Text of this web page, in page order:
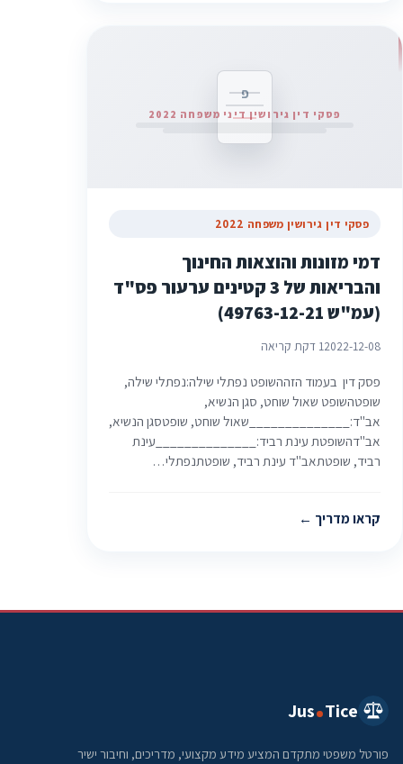
פ
פסקי דין גירושין דיני משפחה 2022
פסקי דין גירושין משפחה 2022
דמי מזונות והוצאות החינוך
והבריאות של 3 קטינים ערעור פס"ד
(עמ"ש 49763-12-21)
2022-12-081 דקת קריאה
פסק דין בעמוד הזההשופט נפתלי שילה:נפתלי שילה,
שופטהשופט שאול שוחט, סגן הנשיא,
אב"ד:______________שאול שוחט, שופטסגן הנשיא,
אב"דהשופטת עינת רביד:______________עינת
רביד, שופטתאב"ד עינת רביד, שופטתנפתלי…
קראו מדריך
Jus Tice
פורטל משפטי מתקדם המציע מידע מקצועי, מדריכים, וחיבור ישיר